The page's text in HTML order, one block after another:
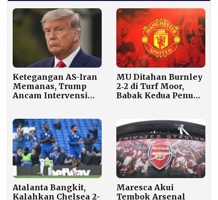
Ketegangan AS-Iran
Memanas, Trump
Ancam Intervensi
MU Ditahan Burnley
2‑2 di Turf Moor,
Babak Kedua Penuh
Atalanta Bangkit,
Kalahkan Chelsea 2-
Maresca Akui
Tembok Arsenal